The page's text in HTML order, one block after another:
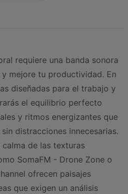
requiere una banda sonora
mejore tu productividad. En
diseñadas para el trabajo y
el equilibrio perfecto
y ritmos energizantes que
distracciones innecesarias.
de las texturas
SomaFM - Drone Zone o
ofrecen paisajes
que exigen un análisis